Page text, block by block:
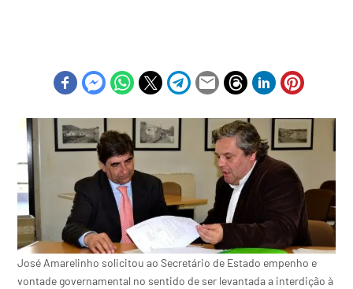
José Amarelinho solicitou ao Secretário de Estado empenho e
vontade governamental no sentido de ser levantada a interdição à